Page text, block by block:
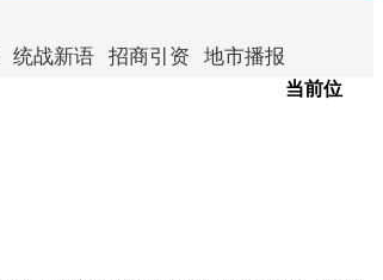
统战新语 招商引资 地市播报
当前位